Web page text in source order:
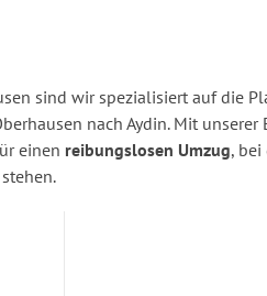
sind wir spezialisiert auf die
nach Aydin. Mit unserer
einen reibungslosen Umzug,